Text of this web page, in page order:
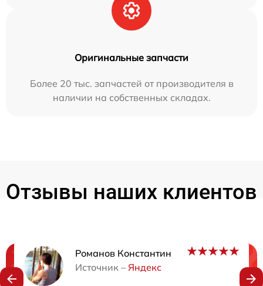
Оригинальные запчасти
Более 20 тыс. запчастей от производителя в
наличии на собственных складах.
Отзывы наших клиентов
Романов Константин
Источник – Яндекс
Нужна консультация?